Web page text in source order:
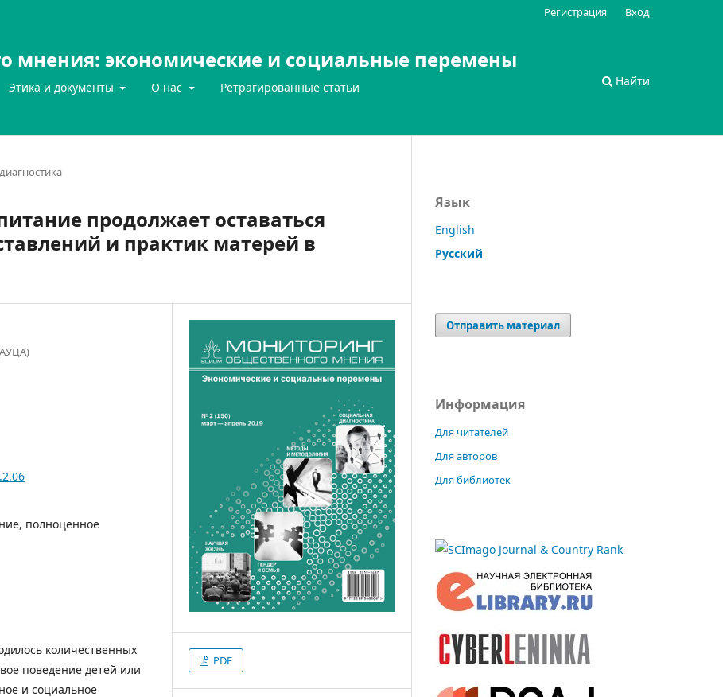
мнения: экономические и социальные перемены
Этика и документы О нас Ретрагированные статьи Найти
Регистрация Вход
продолжает оставаться
и практик матерей в
полноценное
количественных
поведение детей или
и социальное
PDF
Язык
English
Русский
Отправить материал
Информация
Для читателей
Для авторов
Для библиотек